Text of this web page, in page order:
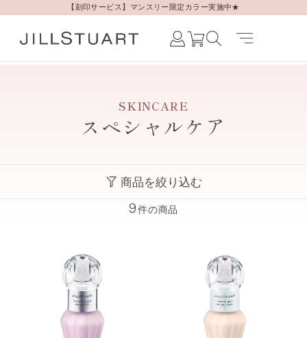
【刻印サービス】マンスリー限定カラー実施中★
Japanese /
Korean /
JAPAN
SKINCARE
スペシャルケア
9件の商品
商品を絞り込む
すべての商品